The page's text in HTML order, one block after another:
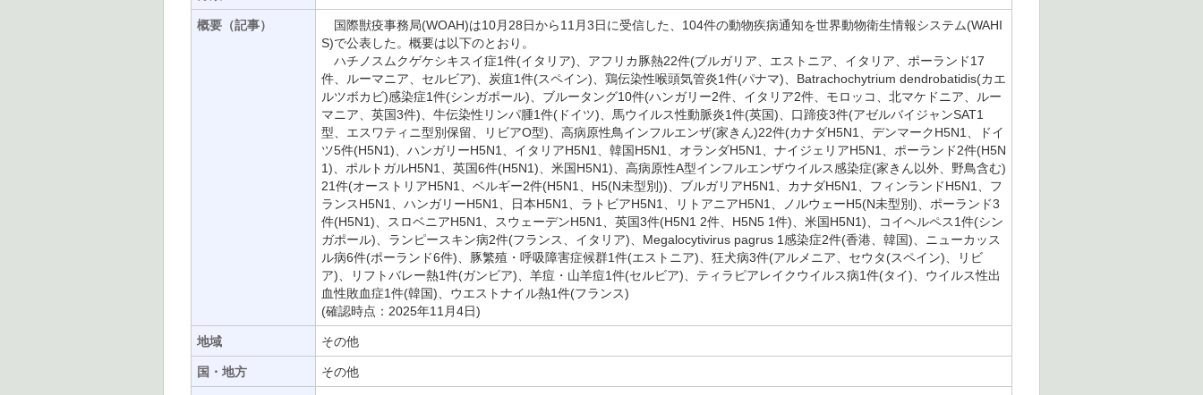
概要（記事）
国際獣疫事務局(WOAH)は10月28日から11月3日に受信した、104件の動物疾病通知を世界動物衛生情報システム(WAHI
S)で公表した。概要は以下のとおり。
ハチノスムクゲケシキスイ症1件(イタリア)、アフリカ豚熱22件(ブルガリア、エストニア、イタリア、ポーランド17
件、ルーマニア、セルビア)、炭疽1件(スペイン)、鶏伝染性喉頭気管炎1件(パナマ)、Batrachochytrium dendrobatidis(カエ
ルツボカビ)感染症1件(シンガポール)、ブルータング10件(ハンガリー2件、イタリア2件、モロッコ、北マケドニア、ルー
マニア、英国3件)、牛伝染性リンパ腫1件(ドイツ)、馬ウイルス性動脈炎1件(英国)、口蹄疫3件(アゼルバイジャンSAT1
型、エスワティニ型別保留、リビアO型)、高病原性鳥インフルエンザ(家きん)22件(カナダH5N1、デンマークH5N1、ドイ
ツ5件(H5N1)、ハンガリーH5N1、イタリアH5N1、韓国H5N1、オランダH5N1、ナイジェリアH5N1、ポーランド2件(H5N
1)、ポルトガルH5N1、英国6件(H5N1)、米国H5N1)、高病原性A型インフルエンザウイルス感染症(家きん以外、野鳥含む)
21件(オーストリアH5N1、ベルギー2件(H5N1、H5(N未型別))、ブルガリアH5N1、カナダH5N1、フィンランドH5N1、フ
ランスH5N1、ハンガリーH5N1、日本H5N1、ラトビアH5N1、リトアニアH5N1、ノルウェーH5(N未型別)、ポーランド3
件(H5N1)、スロベニアH5N1、スウェーデンH5N1、英国3件(H5N1 2件、H5N5 1件)、米国H5N1)、コイヘルペス1件(シン
ガポール)、ランピースキン病2件(フランス、イタリア)、Megalocytivirus pagrus 1感染症2件(香港、韓国)、ニューカッス
ル病6件(ポーランド6件)、豚繁殖・呼吸障害症候群1件(エストニア)、狂犬病3件(アルメニア、セウタ(スペイン)、リビ
ア)、リフトバレー熱1件(ガンビア)、羊痘・山羊痘1件(セルビア)、ティラピアレイクウイルス病1件(タイ)、ウイルス性出
血性敗血症1件(韓国)、ウエストナイル熱1件(フランス)
(確認時点：2025年11月4日)
地域 その他
国・地方 その他